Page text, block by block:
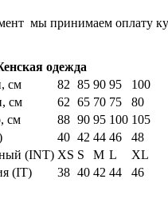
мы принимаем оплату
одежда
см
82 85 90 95
100
см
62 65 70 75
80
см
88 90 95 100 105
40 42 44 46
48
(INT) XS S M L
XL
(IT)
38 40 42 44 46